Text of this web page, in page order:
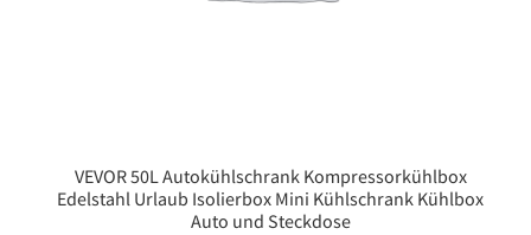
VEVOR 50L Autokühlschrank Kompressorkühlbox
Edelstahl Urlaub Isolierbox Mini Kühlschrank Kühlbox
Auto und Steckdose